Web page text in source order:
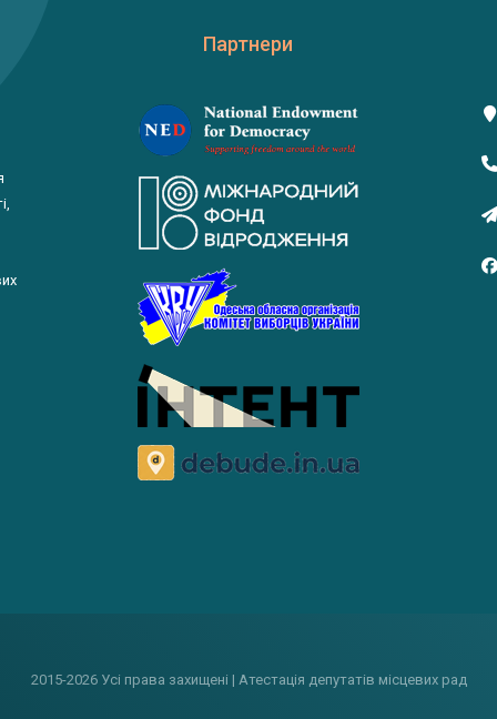
Партнери
2015-2026 Усі права захищені | Атестація депутатів місцевих рад